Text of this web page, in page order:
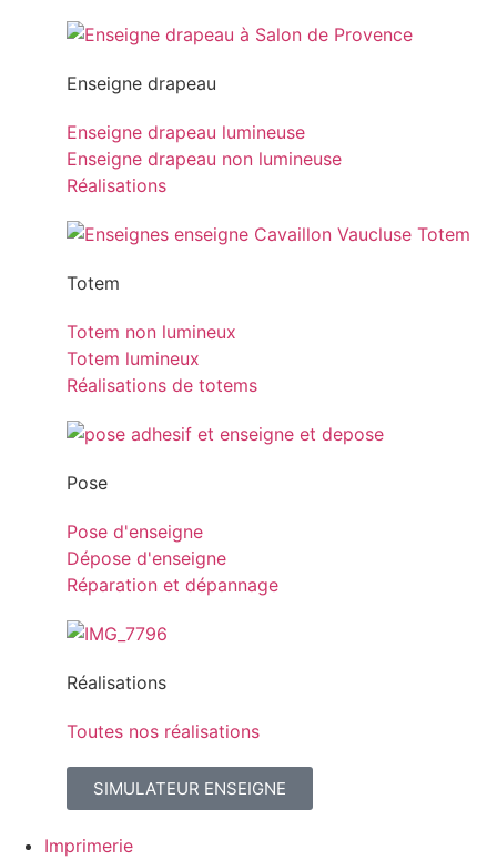
Enseigne drapeau
Enseigne drapeau lumineuse
Enseigne drapeau non lumineuse
Réalisations
Totem
Totem non lumineux
Totem lumineux
Réalisations de totems
Pose
Pose d'enseigne
Dépose d'enseigne
Réparation et dépannage
Réalisations
Toutes nos réalisations
SIMULATEUR ENSEIGNE
Imprimerie